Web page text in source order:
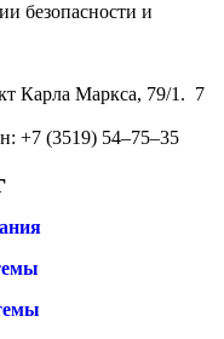
безопасности и
Карла Маркса, 79/1. 7
+7 (3519) 54‒75‒35